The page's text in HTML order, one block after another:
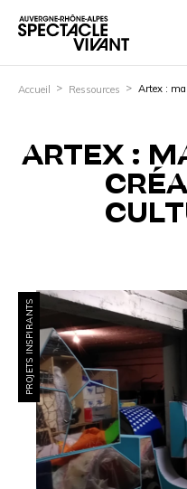
Accueil Ressources Artex :
ARTEX :
PROJETS INSPIRANTS